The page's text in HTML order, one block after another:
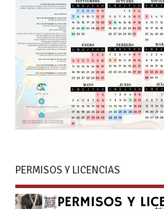
PERMISOS Y LICENCIAS